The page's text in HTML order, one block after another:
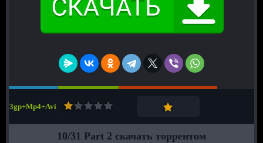
3gp+Mp4+Avi
10/31 Part 2 скачать торрентом